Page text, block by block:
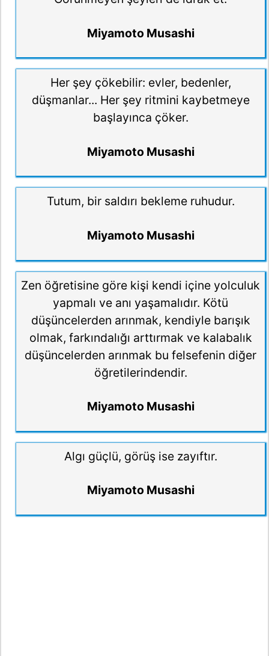
Miyamoto Musashi
Her şey çökebilir: evler, bedenler,
düşmanlar... Her şey ritmini kaybetmeye
başlayınca çöker.
Miyamoto Musashi
Tutum, bir saldırı bekleme ruhudur.
Miyamoto Musashi
Zen öğretisine göre kişi kendi içine yolculuk
yapmalı ve anı yaşamalıdır. Kötü
düşüncelerden arınmak, kendiyle barışık
olmak, farkındalığı arttırmak ve kalabalık
düşüncelerden arınmak bu felsefenin diğer
öğretilerindendir.
Miyamoto Musashi
Algı güçlü, görüş ise zayıftır.
Miyamoto Musashi